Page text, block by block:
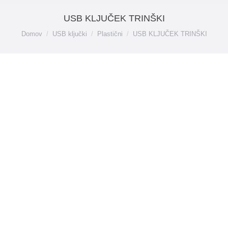
USB KLJUČEK TRINŠKI
You are here:
Domov USB ključki Plastični USB KLJUČEK TRINŠKI